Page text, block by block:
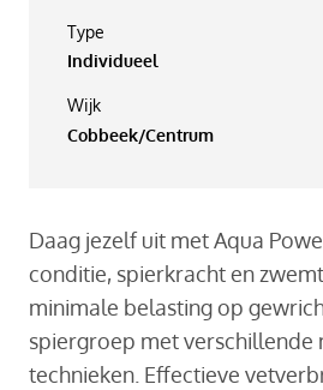
Type
Individueel
Wijk
Cobbeek/Centrum
Daag jezelf uit met Aqua
conditie, spierkracht en
minimale belasting op
spiergroep met verschillende
technieken. Effectieve